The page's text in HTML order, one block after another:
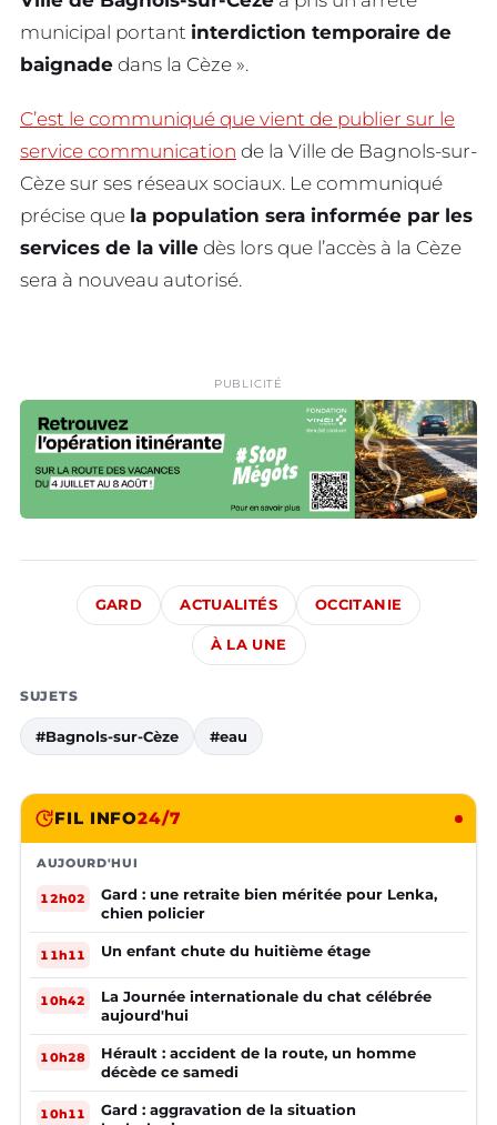
municipal portant interdiction temporaire de
baignade dans la Cèze ».
C’est le communiqué que vient de publier sur le
service communication de la Ville de Bagnols-sur-
Cèze sur ses réseaux sociaux. Le communiqué
précise que la population sera informée par les
services de la ville dès lors que l’accès à la Cèze
sera à nouveau autorisé.
PUBLICITÉ
GARD ACTUALITÉS OCCITANIE
À LA UNE
SUJETS
#Bagnols-sur-Cèze #eau
FIL INFO24/7
AUJOURD'HUI
12h02
Gard : une retraite bien méritée pour Lenka,
chien policier
11h11 Un enfant chute du huitième étage
10h42
La Journée internationale du chat célébrée
aujourd'hui
10h28
Hérault : accident de la route, un homme
décède ce samedi
10h11
Gard : aggravation de la situation